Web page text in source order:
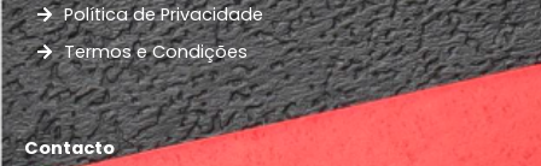
Política de Privacidade
Termos e Condições
Contacto